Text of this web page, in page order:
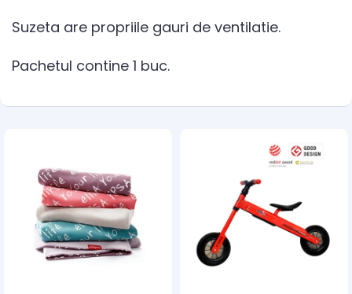
Suzeta are propriile gauri de ventilatie.
Pachetul contine 1 buc.